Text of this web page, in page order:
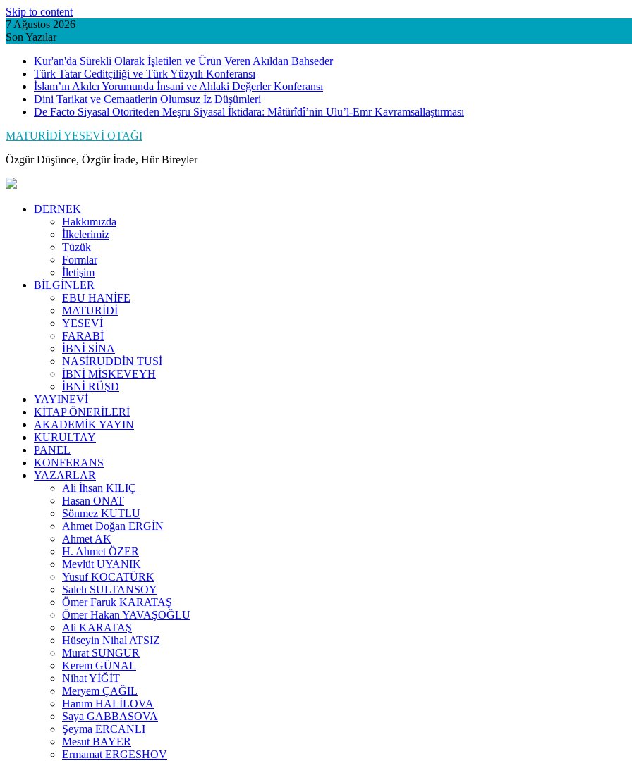
Skip to content
7 Ağustos 2026
Son Yazılar
Kur'an'da Sürekli Olarak İşletilen ve Ürün Veren Akıldan Bahseder
Türk Tatar Ceditçiliği ve Türk Yüzyılı Konferansı
İslam’ın Akılcı Yorumunda İnsani ve Ahlaki Değerler Konferansı
Dini Tarikat ve Cemaatlerin Olumsuz İz Düşümleri
De Facto Siyasal Otoriteden Meşru Siyasal İktidara: Mâtürîdî’nin Ulu’l-Emr Kavramsallaştırması
MATURİDİ YESEVİ OTAĞI
Özgür Düşünce, Özgür İrade, Hür Bireyler
DERNEK
Hakkımızda
İlkelerimiz
Tüzük
Formlar
İletişim
BİLGİNLER
EBU HANİFE
MATURİDİ
YESEVİ
FARABİ
İBNİ SİNA
NASİRUDDİN TUSİ
İBNİ MİSKEVEYH
İBNİ RÜŞD
YAYINEVİ
KİTAP ÖNERİLERİ
AKADEMİK YAYIN
KURULTAY
PANEL
KONFERANS
YAZARLAR
Ali İhsan KILIÇ
Hasan ONAT
Sönmez KUTLU
Ahmet Doğan ERGİN
Ahmet AK
H. Ahmet ÖZER
Mevlüt UYANIK
Yusuf KOCATÜRK
Saleh SULTANSOY
Ömer Faruk KARATAŞ
Ömer Hakan YAVAŞOĞLU
Ali KARATAŞ
Hüseyin Nihal ATSIZ
Murat SUNGUR
Kerem GÜNAL
Nihat YİĞİT
Meryem ÇAĞIL
Hanım HALİLOVA
Saya GABBASOVA
Şeyma ERCANLI
Mesut BAYER
Ermamat ERGESHOV